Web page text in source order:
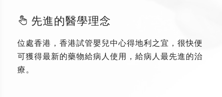
先進的醫學理念
位處香港，香港試管嬰兒中心得地利之宜，很快便
可獲得最新的藥物給病人使用，給病人最先進的治
療。